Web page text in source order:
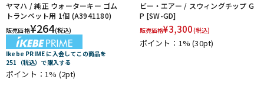
ヤマハ / 純正 ウォーターキー ゴム
トランペット用 1個 (A3941180)
販売価格¥264(税込)
Ikebe PRIME に入会してこの商品を
251（税込）で購入する
ポイント：1% (2pt)
ビー・エアー / スウィングチップ G
P [SW-GD]
販売価格¥3,300(税込)
ポイント：1%(30pt)